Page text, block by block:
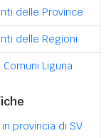
delle Province
delle Regioni
Comuni Liguria
in provincia di SV